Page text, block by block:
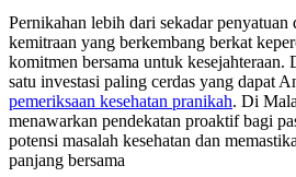
Pernikahan lebih dari sekadar penyatuan
kemitraan yang berkembang berkat
komitmen bersama untuk kesejahteraan.
satu investasi paling cerdas yang dapat
pemeriksaan kesehatan pranikah. Di
menawarkan pendekatan proaktif bagi
potensi masalah kesehatan dan
panjang bersama